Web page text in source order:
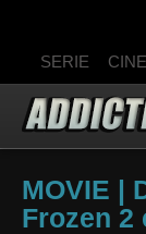
SERIE
MOVIE |
Frozen 2